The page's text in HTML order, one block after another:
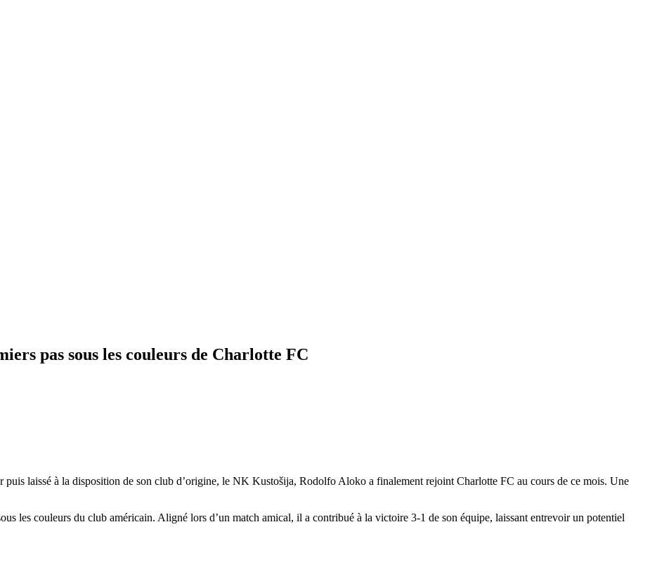
pas sous les couleurs de Charlotte FC
puis laissé à la disposition de son club d’origine, le NK Kustošija, Rodolfo Aloko a finalement rejoint Charlotte FC au cours de ce mois. Une
les couleurs du club américain. Aligné lors d’un match amical, il a contribué à la victoire 3-1 de son équipe, laissant entrevoir un potentiel